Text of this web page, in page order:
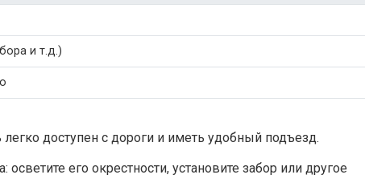
и т.д.)
доступен с дороги и иметь удобный подъезд.
осветите его окрестности, установите забор или другое